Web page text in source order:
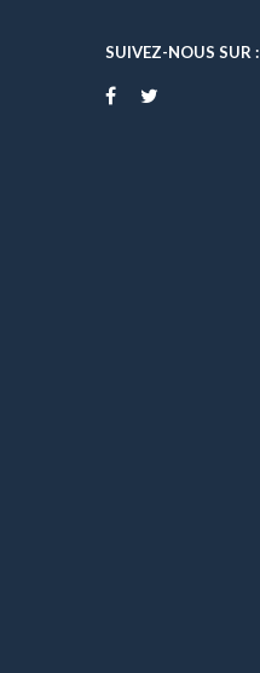
SUIVEZ-NOUS SUR :